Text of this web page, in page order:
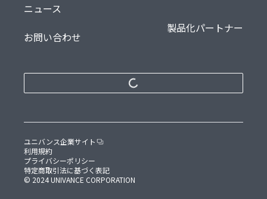
ニュース
お問い合わせ
製品化パートナー
ユニバンス企業サイト
利用規約
プライバシーポリシー
特定商取引法に基づく表記
© 2024 UNIVANCE CORPORATION